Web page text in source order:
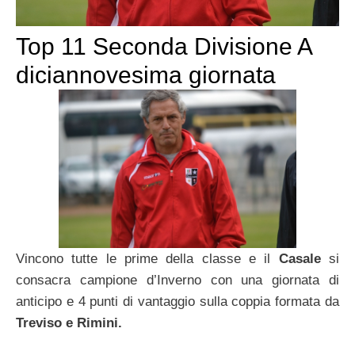
Top 11 Seconda Divisione A
diciannovesima giornata
Vincono tutte le prime della classe e il Casalesi
consacra campione d’Inverno con una giornata di
anticipo e 4 punti di vantaggio sulla coppia formata da
Treviso e Rimini.